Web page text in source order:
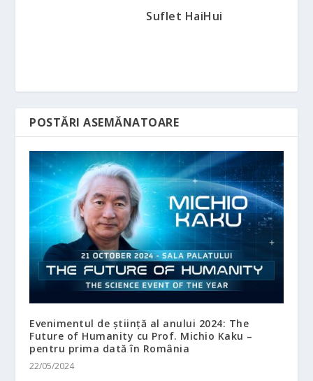
Suflet HaiHui
POSTĂRI ASEMĂNATOARE
Evenimentul de știință al anului 2024: The
Future of Humanity cu Prof. Michio Kaku –
pentru prima dată în România
22/05/2024